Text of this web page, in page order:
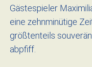
Gästespieler
eine zehnminütige
größtenteils
abpfiff.